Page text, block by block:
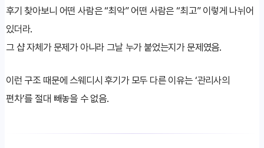
후기 찾아보니 어떤 사람은 “최악” 어떤 사람은 “최고” 이렇게 나뉘어
있더라.
그 샵 자체가 문제가 아니라 그날 누가 붙었는지가 문제였음.
이런 구조 때문에 스웨디시 후기가 모두 다른 이유는 ‘관리사의
편차’를 절대 빼놓을 수 없음.